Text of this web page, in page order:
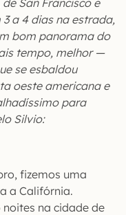
San Francisco e
3 a 4 dias na estrada,
bom panorama do
tempo, melhor —
se esbaldou
oeste americana e
para
Silvio:
fizemos uma
a Califórnia.
na cidade de